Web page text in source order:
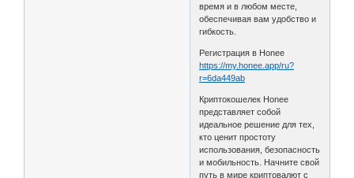
время и в любом месте,
обеспечивая вам удобство и
гибкость.
Регистрация в Honee
https://my.honee.app/ru?
r=6da449ab
Криптокошелек Honee
представляет собой
идеальное решение для тех,
кто ценит простоту
использования, безопасность
и мобильность. Начните свой
путь в мире криптовалют с